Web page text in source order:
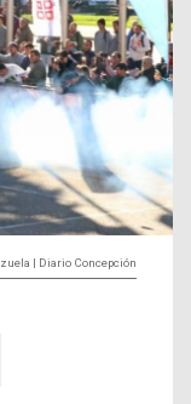
| Diario Concepción